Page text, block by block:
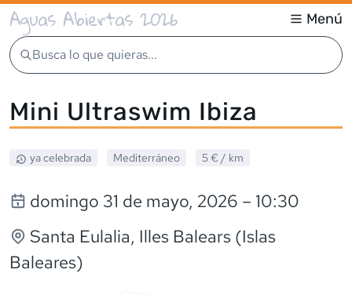
Aguas Abiertas 2026 Menú
Busca lo que quieras...
Mini Ultraswim Ibiza
ya celebrada Mediterráneo 5 € / km
domingo 31 de mayo, 2026 – 10:30
Santa Eulalia, Illes Balears (Islas
Baleares)